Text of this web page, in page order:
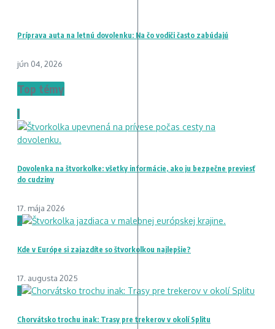
Príprava auta na letnú dovolenku: Na čo vodiči často zabúdajú
jún 04, 2026
Top témy
1
Dovolenka na štvorkolke: všetky informácie, ako ju bezpečne previesť
do cudziny
17. mája 2026
2
Kde v Európe si zajazdíte so štvorkolkou najlepšie?
17. augusta 2025
3
Chorvátsko trochu inak: Trasy pre trekerov v okolí Splitu